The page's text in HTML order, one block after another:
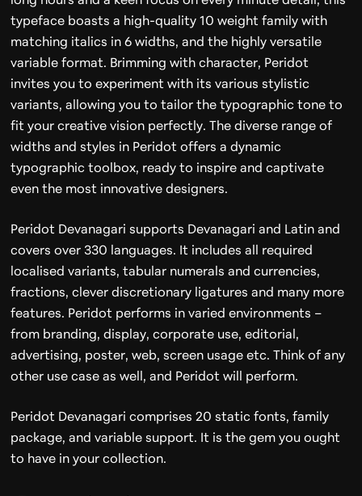
typeface boasts a high-quality 10 weight family with
matching italics in 6 widths, and the highly versatile
variable format. Brimming with character, Peridot
invites you to experiment with its various stylistic
variants, allowing you to tailor the typographic tone to
fit your creative vision perfectly. The diverse range of
widths and styles in Peridot offers a dynamic
typographic toolbox, ready to inspire and captivate
even the most innovative designers.
Peridot Devanagari supports Devanagari and Latin and
covers over 330 languages. It includes all required
localised variants, tabular numerals and currencies,
fractions, clever discretionary ligatures and many more
features. Peridot performs in varied environments –
from branding, display, corporate use, editorial,
advertising, poster, web, screen usage etc. Think of any
other use case as well, and Peridot will perform.
Peridot Devanagari comprises 20 static fonts, family
package, and variable support. It is the gem you ought
to have in your collection.